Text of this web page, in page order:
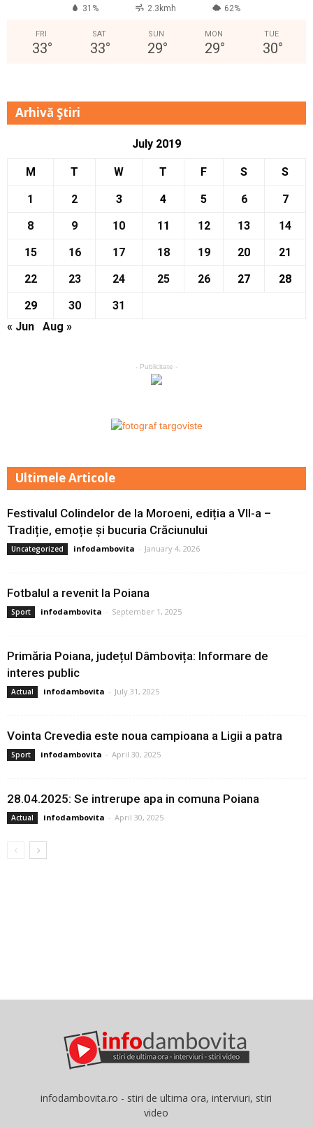
31% 2.3kmh 62%
FRI
33°
SAT
33°
SUN
29°
MON
29°
TUE
30°
Arhivă Ştiri
July 2019
M T W T F S S
1 2 3 4 5 6
7
8
9 10 11 12 13
14
15
16 17 18 19 20
21
22
23 24 25 26 27
28
29
30
31
« Jun
Aug »
- Publicitate -
Ultimele Articole
Festivalul Colindelor de la Moroeni, ediția a VII-a –
Tradiție, emoție și bucuria Crăciunului
Uncategorized infodambovita - January 4, 2026
Fotbalul a revenit la Poiana
Sport infodambovita - September 1, 2025
Primăria Poiana, județul Dâmbovița: Informare de
interes public
Actual infodambovita - July 31, 2025
Vointa Crevedia este noua campioana a Ligii a patra
Sport infodambovita - April 30, 2025
28.04.2025: Se intrerupe apa in comuna Poiana
Actual infodambovita - April 30, 2025
infodambovita.ro - stiri de ultima ora, interviuri, stiri
video